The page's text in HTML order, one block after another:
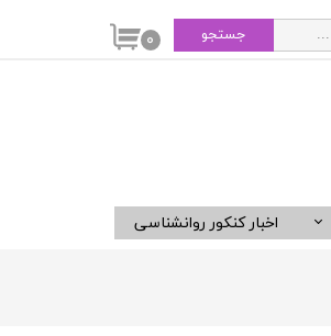
اخبار کنکور روانشناسی
۰ جستجو